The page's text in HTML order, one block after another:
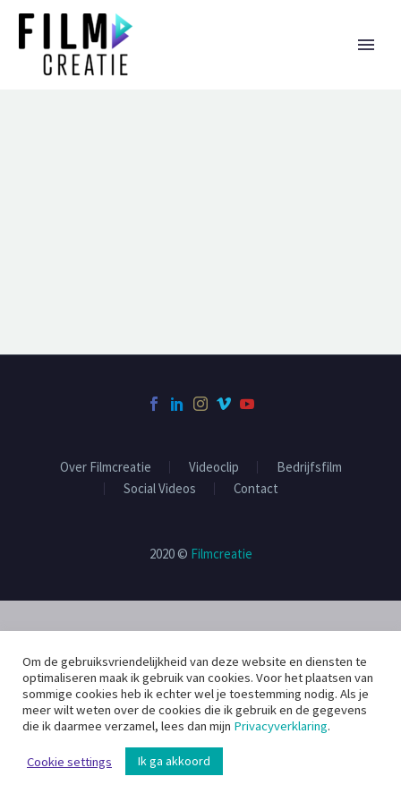
Over Filmcreatie Videoclip
Bedrijfsfilm
Social Videos
Contact
2020 © Filmcreatie
Om de gebruiksvriendelijkheid van deze website en diensten te
optimaliseren maak ik gebruik van cookies. Voor het plaatsen van
sommige cookies heb ik echter wel je toestemming nodig. Als je
meer wilt weten over de cookies die ik gebruik en de gegevens
die ik daarmee verzamel, lees dan mijn Privacyverklaring.
Cookie settings Ik ga akkoord